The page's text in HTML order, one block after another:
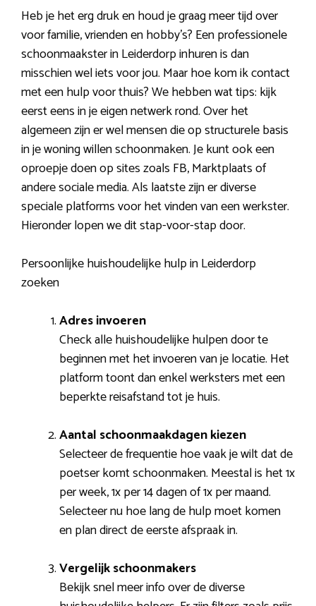
Heb je het erg druk en houd je graag meer tijd over
voor familie, vrienden en hobby’s? Een professionele
schoonmaakster in Leiderdorp inhuren is dan
misschien wel iets voor jou. Maar hoe kom ik contact
met een hulp voor thuis? We hebben wat tips: kijk
eerst eens in je eigen netwerk rond. Over het
algemeen zijn er wel mensen die op structurele basis
in je woning willen schoonmaken. Je kunt ook een
oproepje doen op sites zoals FB, Marktplaats of
andere sociale media. Als laatste zijn er diverse
speciale platforms voor het vinden van een werkster.
Hieronder lopen we dit stap-voor-stap door.
Persoonlijke huishoudelijke hulp in Leiderdorp
zoeken
Adres invoeren
Check alle huishoudelijke hulpen door te
beginnen met het invoeren van je locatie. Het
platform toont dan enkel werksters met een
beperkte reisafstand tot je huis.
Aantal schoonmaakdagen kiezen
Selecteer de frequentie hoe vaak je wilt dat de
poetser komt schoonmaken. Meestal is het 1x
per week, 1x per 14 dagen of 1x per maand.
Selecteer nu hoe lang de hulp moet komen
en plan direct de eerste afspraak in.
Vergelijk schoonmakers
Bekijk snel meer info over de diverse